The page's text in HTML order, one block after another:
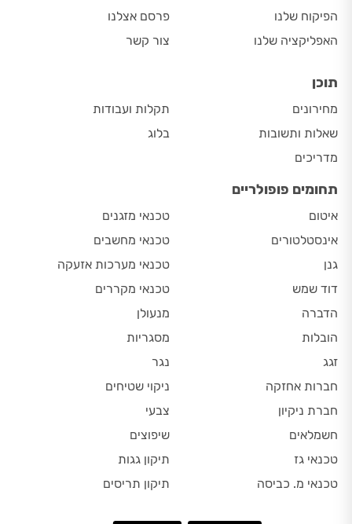
הפיקוח שלנו
האפליקציה שלנו
פרסם אצלנו
צור קשר
תוכן
מחירונים
שאלות ותשובות
מדריכים
תקלות ועבודות
בלוג
תחומים פופולריים
איטום
אינסטלטורים
גנן
דוד שמש
הדברה
הובלות
זגג
חברות אחזקה
חברת ניקיון
חשמלאים
טכנאי גז
טכנאי מ. כביסה
טכנאי מזגנים
טכנאי מחשבים
טכנאי מערכות אזעקה
טכנאי מקררים
מנעולן
מסגריות
נגר
ניקוי שטיחים
צבעי
שיפוצים
תיקון גגות
תיקון תריסים